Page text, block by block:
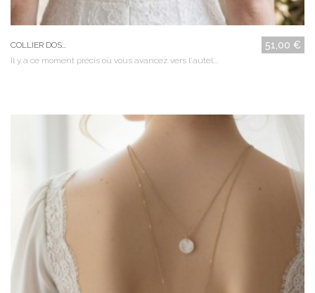
COLLIER DOS... 51,00 €
Il y a ce moment précis où vous avancez vers l'autel....